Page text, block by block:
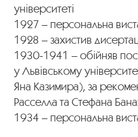
університеті
1927 – персональна
1928 – захистив
1930-1941 – обійняв
у Львівському
Яна Казимира), за
Расселла та Стефана
1934 – персональна